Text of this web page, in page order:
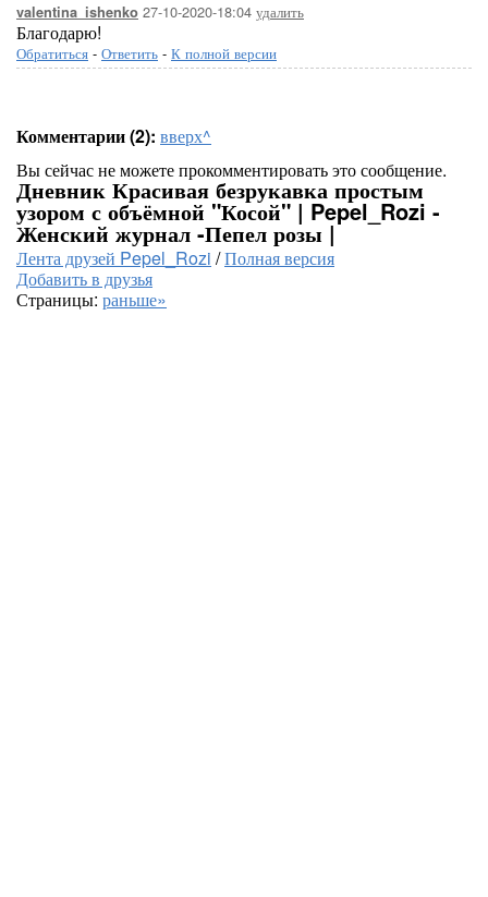
valentina_ishenko 27-10-2020-18:04 удалить
Благодарю!
Обратиться - Ответить - К полной версии
Комментарии (2): вверх^
Вы сейчас не можете прокомментировать это сообщение.
Дневник Красивая безрукавка простым
узором с объёмной "Косой" | Pepel_Rozi -
Женский журнал -Пепел розы |
Лента друзей Pepel_Rozi /Полная версия
Добавить в друзья
Страницы: раньше»